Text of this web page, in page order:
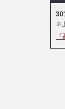
30
※